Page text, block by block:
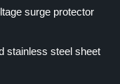
surge protector
stainless steel sheet